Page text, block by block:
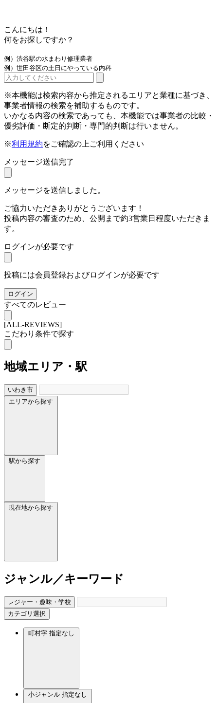
こんにちは！
何をお探しですか？
例）渋谷駅の水まわり修理業者
例）世田谷区の土日にやっている内科
※本機能は検索内容から推定されるエリアと業種に基づき、
事業者情報の検索を補助するものです。
いかなる内容の検索であっても、本機能では事業者の比較・
優劣評価・断定的判断・専門的判断は行いません。
※利用規約をご確認の上ご利用ください
メッセージ送信完了
メッセージを送信しました。
ご協力いただきありがとうございます！
投稿内容の審査のため、公開まで約3営業日程度いただきま
す。
ログインが必要です
投稿には会員登録およびログインが必要です
ログイン
すべてのレビュー
[ALL-REVIEWS]
こだわり条件で探す
地域エリア・駅
いわき市
エリアから探す
駅から探す
現在地から探す
ジャンル／キーワード
レジャー・趣味・学校
カテゴリ選択
町村字 指定なし
小ジャンル 指定なし